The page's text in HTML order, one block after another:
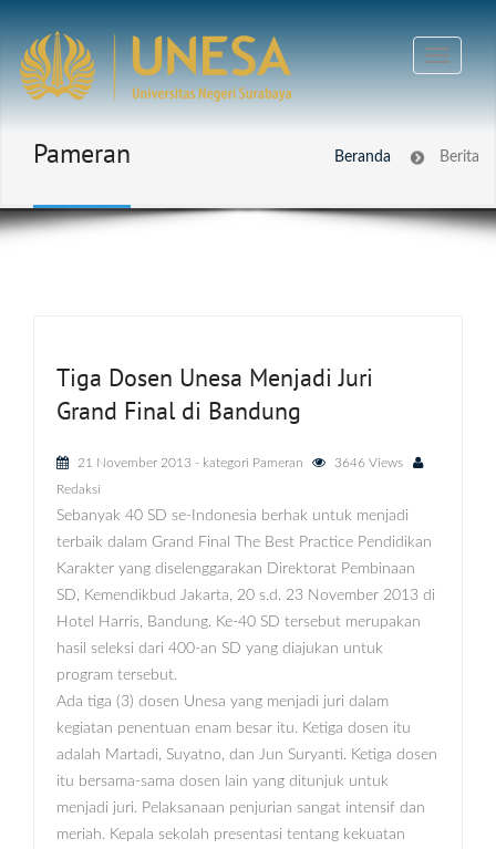
Pameran Beranda Berita
Tiga Dosen Unesa Menjadi Juri
Grand Final di Bandung
21 November 2013 - kategori Pameran
3646 Views
Redaksi
Sebanyak 40 SD se-Indonesia berhak untuk menjadi
terbaik dalam Grand Final The Best Practice Pendidikan
Karakter yang diselenggarakan Direktorat Pembinaan
SD, Kemendikbud Jakarta, 20 s.d. 23 November 2013 di
Hotel Harris, Bandung. Ke-40 SD tersebut merupakan
hasil seleksi dari 400-an SD yang diajukan untuk
program tersebut.
Ada tiga (3) dosen Unesa yang menjadi juri dalam
kegiatan penentuan enam besar itu. Ketiga dosen itu
adalah Martadi, Suyatno, dan Jun Suryanti. Ketiga dosen
itu bersama-sama dosen lain yang ditunjuk untuk
menjadi juri. Pelaksanaan penjurian sangat intensif dan
meriah. Kepala sekolah presentasi tentang kekuatan